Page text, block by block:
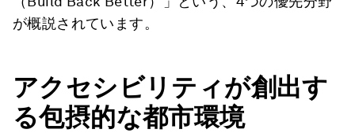
が概説されています。
アクセシビリティが創出す
る包摂的な都市環境